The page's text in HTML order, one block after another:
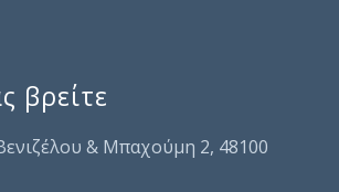
βρείτε
& Μπαχούμη 2, 48100